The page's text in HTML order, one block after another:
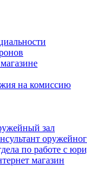
на комиссию
зал
по работе с
магазин